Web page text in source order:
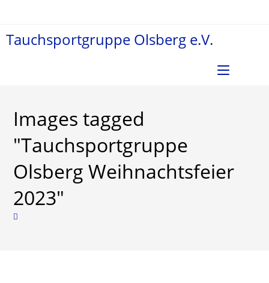
springen
Tauchsportgruppe Olsberg e.V.
Images tagged
"Tauchsportgruppe
Olsberg Weihnachtsfeier
2023"